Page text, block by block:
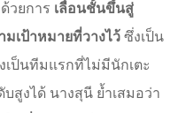
วยการ เลื่อนชั้นขึ้นสู่
มเป้าหมายที่วางไว้ ซึ่งเป็น
เป็นทีมแรกที่ไม่มีนักเตะ
สูงได้ นางสุนี ย้ำเสมอว่า